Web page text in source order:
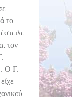
το
τον
Ο Γ.